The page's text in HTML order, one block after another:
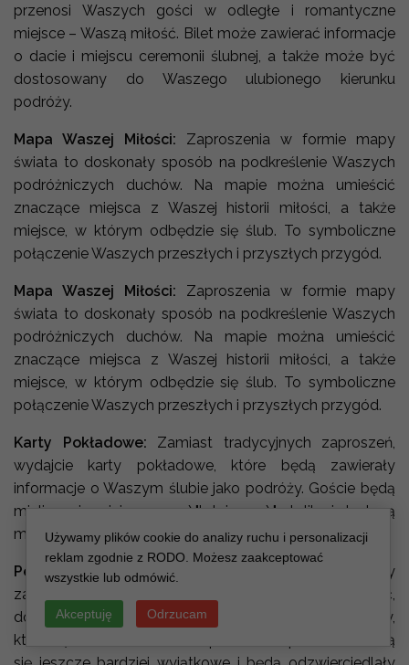
przenosi Waszych gości w odległe i romantyczne
miejsce – Waszą miłość. Bilet może zawierać informacje
o dacie i miejscu ceremonii ślubnej, a także może być
dostosowany do Waszego ulubionego kierunku
podróży.
Mapa Waszej Miłości: Zaproszenia w formie mapy
świata to doskonały sposób na podkreślenie Waszych
podróżniczych duchów. Na mapie można umieścić
znaczące miejsca z Waszej historii miłości, a także
miejsce, w którym odbędzie się ślub. To symboliczne
połączenie Waszych przeszłych i przyszłych przygód.
Mapa Waszej Miłości: Zaproszenia w formie mapy
świata to doskonały sposób na podkreślenie Waszych
podróżniczych duchów. Na mapie można umieścić
znaczące miejsca z Waszej historii miłości, a także
miejsce, w którym odbędzie się ślub. To symboliczne
połączenie Waszych przeszłych i przyszłych przygód.
Karty Pokładowe: Zamiast tradycyjnych zaproszeń,
wydajcie karty pokładowe, które będą zawierały
informacje o Waszym ślubie jako podróży. Goście będą
mieli swoje miejsca przy \"lotniczym\" stoliku i dostaną
możliwość \"zameldowania\" na Waszym weselu.
Personalizacja: Niezależnie od wybranej formy
zaproszeń, każde z nich można spersonalizować,
dodając Wasze imiona, datę ślubu i inne szczegóły,
które są dla Was ważne. To sprawi, że zaproszenia staną
Używamy plików cookie do analizy ruchu i personalizacji
reklam zgodnie z RODO. Możesz zaakceptować
wszystkie lub odmówić.
Akceptuję Odrzucam